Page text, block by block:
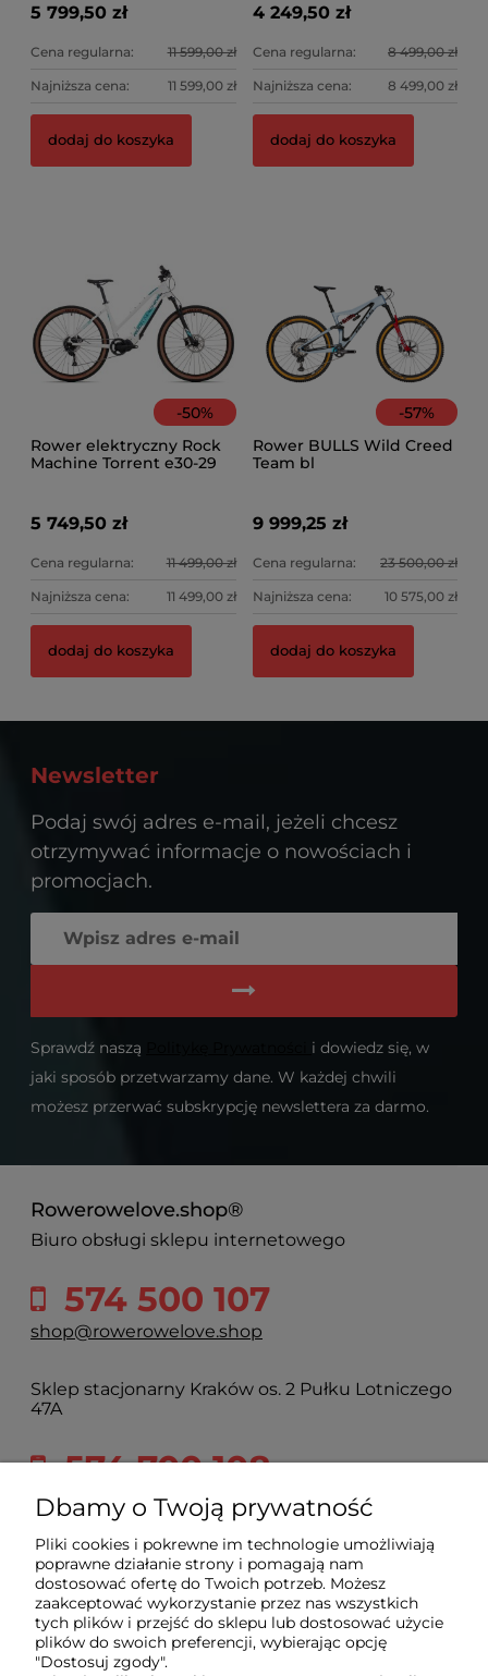
5 799,50 zł
Cena regularna: 11 599,00 zł
Najniższa cena: 11 599,00 zł
dodaj do koszyka
4 249,50 zł
Cena regularna: 8 499,00 zł
Najniższa cena: 8 499,00 zł
dodaj do koszyka
-50%
Rower elektryczny Rock
Machine Torrent e30-29
5 749,50 zł
Cena regularna: 11 499,00 zł
Najniższa cena: 11 499,00 zł
dodaj do koszyka
-57%
Rower BULLS Wild Creed
Team bl
9 999,25 zł
Cena regularna: 23 500,00 zł
Najniższa cena: 10 575,00 zł
dodaj do koszyka
Fotelik + siodełko Kids Ride Shotgun Pro Evo +
kierownica
Newsletter
Podaj swój adres e-mail, jeżeli chcesz
otrzymywać informacje o nowościach i
promocjach.
Sprawdź naszą
i dowiedz się, w
jaki sposób przetwarzamy dane. W każdej chwili
możesz przerwać subskrypcję newslettera za darmo.
Rowerowelove.shop®
Biuro obsługi sklepu internetowego
574 500 107
shop@rowerowelove.shop
Sklep stacjonarny Kraków os. 2 Pułku Lotniczego
47A
574 700 108
2pulku@rowerowelove.shop
Sklep
Dla kupującego
Dbamy o Twoją prywatność
Pliki cookies i pokrewne im technologie umożliwiają
poprawne działanie strony i pomagają nam
dostosować ofertę do Twoich potrzeb. Możesz
zaakceptować wykorzystanie przez nas wszystkich
tych plików i przejść do sklepu lub dostosować użycie
plików do swoich preferencji, wybierając opcję
"Dostosuj zgody".